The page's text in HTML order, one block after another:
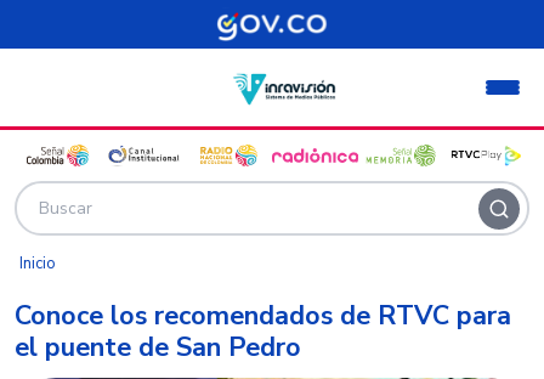
Pasar al contenido principal
Inicio
Conoce los recomendados de RTVC para
el puente de San Pedro